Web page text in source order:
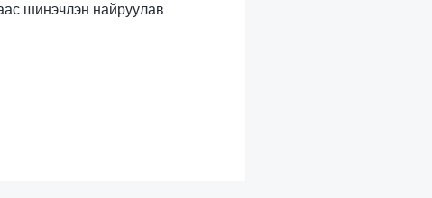
шинэчлэн найруулав